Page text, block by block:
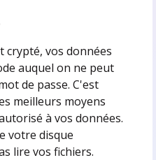
crypté, vos données
auquel on ne peut
de passe. C'est
meilleurs moyens
à vos données.
votre disque
lire vos fichiers.